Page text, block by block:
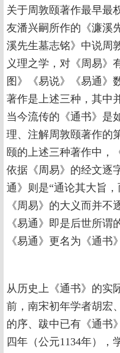
关于周敦颐著作最早最
友潘兴嗣所作的《濂溪
溪先生墓志铭》中说周
义理之学，对《周易》
图》《易说》《易通》
著作是上述三种，其中
当今流传的《通书》是
理、注解周敦颐著作的
颐的上述三种著作中，
依据《周易》的经文逐
通》则是“通论其大旨
《周易》的大义而并不
《易通》即是后世所
《易通》更名为《通书
从历史上《通书》的实
前，南宋初年学者胡宏
的序、跋中已有《通书
四年（公元1134年），